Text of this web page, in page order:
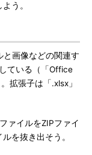
う。
画像などの関連す
ている（「Office
拡張子は「.xlsx」
ァイルをZIPファイ
を抜き出そう。